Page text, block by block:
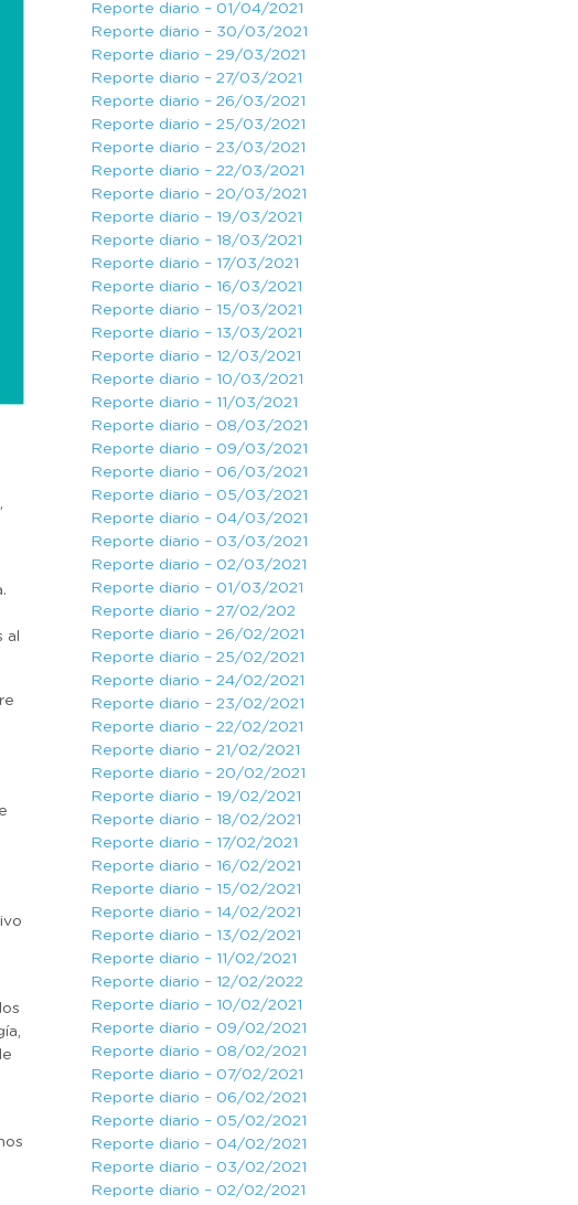
Reporte diario – 01/04/2021
Reporte diario – 30/03/2021
Reporte diario – 29/03/2021
Reporte diario – 27/03/2021
Reporte diario – 26/03/2021
Reporte diario – 25/03/2021
Reporte diario – 23/03/2021
Reporte diario – 22/03/2021
Reporte diario – 20/03/2021
Reporte diario – 19/03/2021
Reporte diario – 18/03/2021
Reporte diario – 17/03/2021
Reporte diario – 16/03/2021
Reporte diario – 15/03/2021
Reporte diario – 13/03/2021
Reporte diario – 12/03/2021
Reporte diario – 10/03/2021
Reporte diario – 11/03/2021
Reporte diario – 08/03/2021
Reporte diario – 09/03/2021
Reporte diario – 06/03/2021
Reporte diario – 05/03/2021
Reporte diario – 04/03/2021
Reporte diario – 03/03/2021
Reporte diario – 02/03/2021
Reporte diario – 01/03/2021
Reporte diario – 27/02/202
Reporte diario – 26/02/2021
Reporte diario – 25/02/2021
Reporte diario – 24/02/2021
Reporte diario – 23/02/2021
Reporte diario – 22/02/2021
Reporte diario – 21/02/2021
Reporte diario – 20/02/2021
Reporte diario – 19/02/2021
Reporte diario – 18/02/2021
Reporte diario – 17/02/2021
Reporte diario – 16/02/2021
Reporte diario – 15/02/2021
Reporte diario – 14/02/2021
Reporte diario – 13/02/2021
Reporte diario – 11/02/2021
Reporte diario – 12/02/2022
Reporte diario – 10/02/2021
Reporte diario – 09/02/2021
Reporte diario – 08/02/2021
Reporte diario – 07/02/2021
Reporte diario – 06/02/2021
Reporte diario – 05/02/2021
Reporte diario – 04/02/2021
Reporte diario – 03/02/2021
Reporte diario – 02/02/2021